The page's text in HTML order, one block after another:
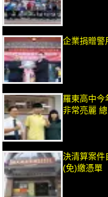
企業捐贈警
羅東高中
非常亮麗
決清算案件
(免)繳憑單